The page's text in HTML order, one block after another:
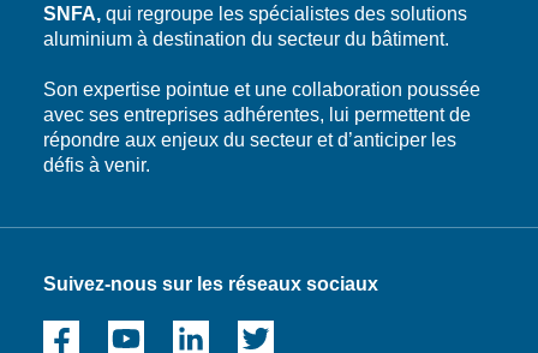
SNFA, qui regroupe les spécialistes des solutions
aluminium à destination du secteur du bâtiment.
Son expertise pointue et une collaboration poussée
avec ses entreprises adhérentes, lui permettent de
répondre aux enjeux du secteur et d’anticiper les
défis à venir.
Suivez-nous sur les réseaux sociaux